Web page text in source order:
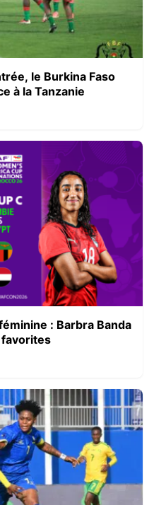
le Burkina Faso
à la Tanzanie
: Barbra Banda
favorites